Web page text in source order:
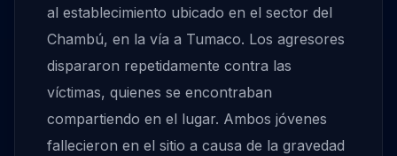
al establecimiento ubicado en el sector del
Chambú, en la vía a Tumaco. Los agresores
dispararon repetidamente contra las
víctimas, quienes se encontraban
compartiendo en el lugar. Ambos jóvenes
fallecieron en el sitio a causa de la gravedad